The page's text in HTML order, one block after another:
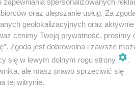
oraz ulepszanie usług. Za
geolokalizacyjnych oraz aktywnie
cenimy Twoją prywatność, prosimy
Zgoda jest dobrowolna i zawsze
się w lewym dolnym rogu strony
.
ale masz prawo sprzeciwić się
tej witrynie.